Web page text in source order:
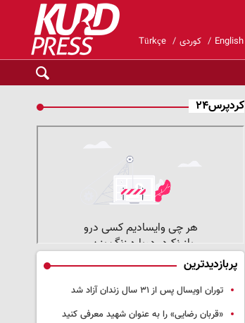
English کوردی Türkçe
کردپرس۲۴
پربازدیدترین
توران اویسال پس از ۳۱ سال زندان آزاد شد
«قربان رضایی» را به عنوان شهید معرفی کنید